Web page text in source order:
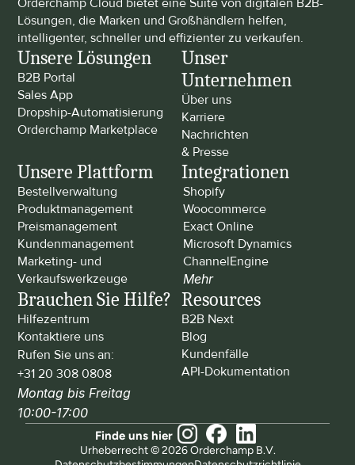
Orderchamp Cloud bietet eine Suite von digitalen B2B-
Lösungen, die Marken und Großhändlern helfen,
intelligenter, schneller und effizienter zu verkaufen.
Unsere Lösungen
B2B Portal
Sales App
Dropship-Automatisierung
Orderchamp Marketplace
Unser
Unternehmen
Über uns
Karriere
Nachrichten
& Presse
Unsere Plattform
Bestellverwaltung
Produktmanagement
Preismanagement
Kundenmanagement
Marketing- und
Verkaufswerkzeuge
Integrationen
Shopify
Woocommerce
Exact Online
Microsoft Dynamics
ChannelEngine
Mehr
Brauchen Sie Hilfe?
Hilfezentrum
Kontaktiere uns
Rufen Sie uns an:
+31 20 308 0808
Montag bis Freitag
10:00-17:00
Resources
B2B Next
Blog
Kundenfälle
API-Dokumentation
Urheberrecht © 2026 Orderchamp B.V.
Finde uns hier